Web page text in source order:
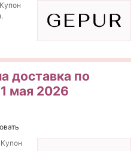
доставка по
мая 2026
Купон